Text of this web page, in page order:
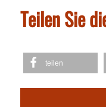
Teilen Sie
teilen